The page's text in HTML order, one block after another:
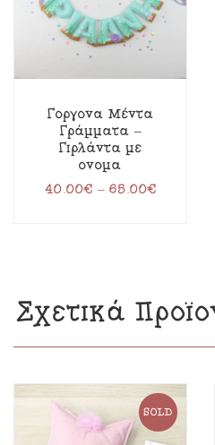
Γοργόνα Μέντα
Γράμματα –
Γιρλάντα με
όνομα
40.00€ – 65.00€
Σχετικά
SOLD